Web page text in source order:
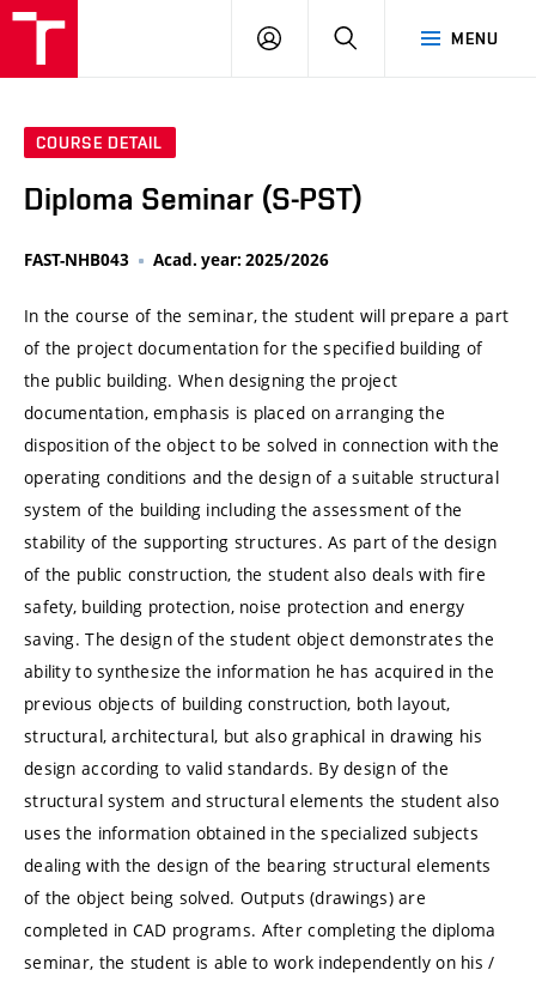
MENU
LOG
SEARCH
COURSE DETAIL
Diploma Seminar (S-PST)
FAST-NHB043 Acad. year: 2025/2026
In the course of the seminar, the student will prepare a part
of the project documentation for the specified building of
the public building. When designing the project
documentation, emphasis is placed on arranging the
disposition of the object to be solved in connection with the
operating conditions and the design of a suitable structural
system of the building including the assessment of the
stability of the supporting structures. As part of the design
of the public construction, the student also deals with fire
safety, building protection, noise protection and energy
saving. The design of the student object demonstrates the
ability to synthesize the information he has acquired in the
previous objects of building construction, both layout,
structural, architectural, but also graphical in drawing his
design according to valid standards. By design of the
structural system and structural elements the student also
uses the information obtained in the specialized subjects
dealing with the design of the bearing structural elements
of the object being solved. Outputs (drawings) are
completed in CAD programs. After completing the diploma
seminar, the student is able to work independently on his /